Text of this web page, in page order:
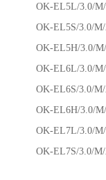
OK-EL5L/3.0/
OK-EL5S/3.0/
OK-EL5H/3.0/
OK-EL6L/3.0/
OK-EL6S/3.0/
OK-EL6H/3.0/
OK-EL7L/3.0/
OK-EL7S/3.0/